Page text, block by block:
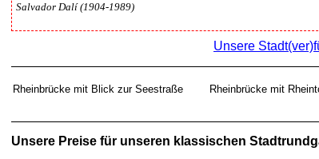
Salvador Dalí (1904-1989)
Unsere
Rheinbrücke mit Blick zur Seestraße Rheinbrücke mit
Unsere Preise für unseren klassischen